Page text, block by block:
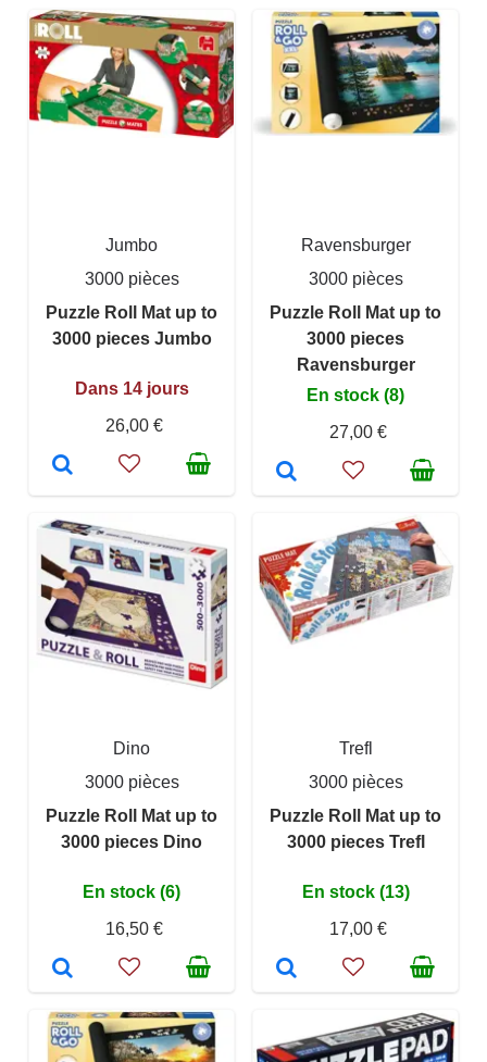
Jumbo
3000 pièces
Puzzle Roll Mat up to
3000 pieces Jumbo
Dans 14 jours
26,00 €
Ravensburger
3000 pièces
Puzzle Roll Mat up to
3000 pieces
Ravensburger
En stock (8)
27,00 €
Dino
3000 pièces
Puzzle Roll Mat up to
3000 pieces Dino
En stock (6)
16,50 €
Trefl
3000 pièces
Puzzle Roll Mat up to
3000 pieces Trefl
En stock (13)
17,00 €